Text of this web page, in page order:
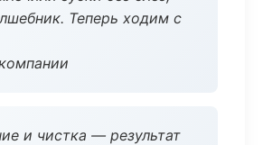
Теперь ходим с
и чистка — результат